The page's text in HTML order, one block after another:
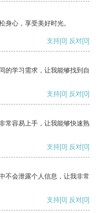
身心，享受美好时光。
支持[0] 反对[0]
的学习需求，让我能够找到自
支持[0] 反对[0]
常容易上手，让我能够快速熟
支持[0] 反对[0]
不会泄露个人信息，让我非常
支持[0] 反对[0]